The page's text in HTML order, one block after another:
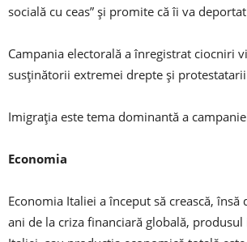
socială cu ceas” și promite că îi va
Campania electorală a înregistrat ciocniri
susținătorii extremei drepte și
Imigrația este tema dominantă a
Economia
Economia Italiei a început să crească, însă
ani de la criza financiară globală,